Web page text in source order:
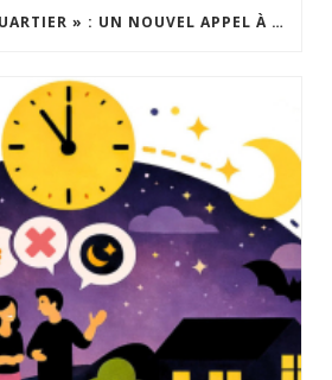
« INSPIRONS LE QUARTIER » : UN NOUVEL APPEL À PROJETS EST LANCÉ !